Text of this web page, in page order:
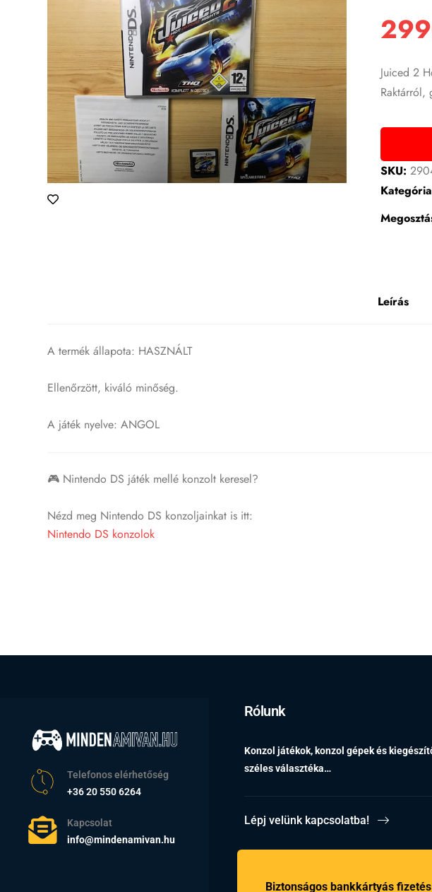
Juiced 2
Raktárról,
SKU:
Leírás
A termék állapota: HASZNÁLT
Ellenőrzött, kiváló minőség.
A játék nyelve: ANGOL
🎮 Nintendo DS játék mellé konzolt keresel?
Nézd meg Nintendo DS konzoljainkat is itt:
Nintendo DS konzolok
Telefonos elérhetőség
+36 20 550 6264
Kapcsolat
info@mindenamivan.hu
Rólunk
Konzol játékok, konzol gépek és
széles választéka…
Lépj velünk kapcsolatba!
Biztonságos bankkártyás fizetés